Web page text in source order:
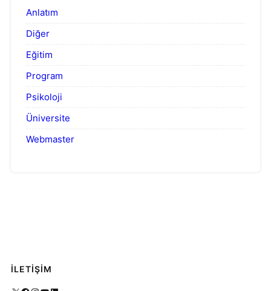
Anlatım
Diğer
Eğitim
Program
Psikoloji
Üniversite
Webmaster
İLETİŞİM